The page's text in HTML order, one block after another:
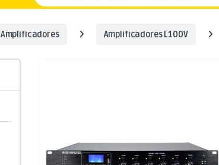
Amplificadores Amplificadores L100V